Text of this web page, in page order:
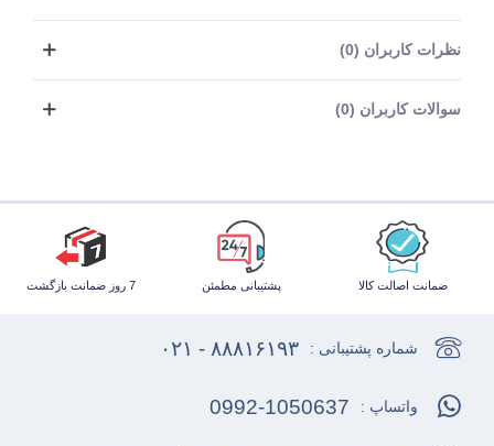
نظرات کاربران (0)
سوالات کاربران (0)
ضمانت اصالت کالا پشتیبانی مطمئن 7 روز ضمانت بازگشت
شماره پشتیبانی : ۸۸۸۱۶۱۹۳ - ۰۲۱
واتساپ : 0992-1050637